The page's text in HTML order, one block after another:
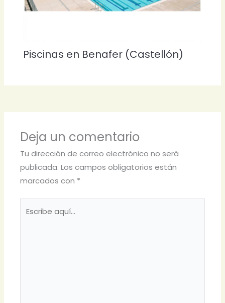
Piscinas en Benafer (Castellón)
Deja un comentario
Tu dirección de correo electrónico no será
publicada. Los campos obligatorios están
marcados con *